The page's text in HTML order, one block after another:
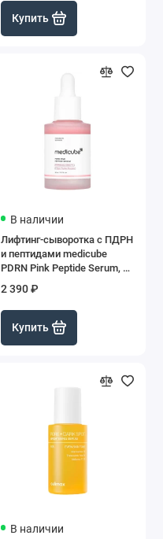
Купить
В наличии
Лифтинг-сыворотка с ПДРН
и пептидами medicube
PDRN Pink Peptide Serum, 30
2 390 ₽
Купить
В наличии